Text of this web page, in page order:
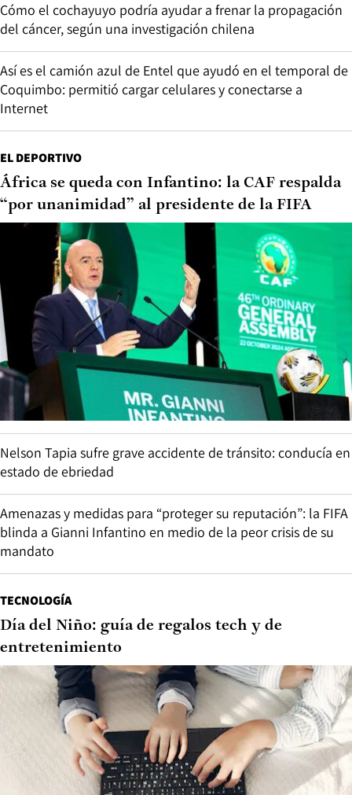
Cómo el cochayuyo podría ayudar a frenar la propagación
del cáncer, según una investigación chilena
Así es el camión azul de Entel que ayudó en el temporal de
Coquimbo: permitió cargar celulares y conectarse a
Internet
EL DEPORTIVO
África se queda con Infantino: la CAF respalda
“por unanimidad” al presidente de la FIFA
Nelson Tapia sufre grave accidente de tránsito: conducía en
estado de ebriedad
Amenazas y medidas para “proteger su reputación”: la FIFA
blinda a Gianni Infantino en medio de la peor crisis de su
mandato
TECNOLOGÍA
Día del Niño: guía de regalos tech y de
entretenimiento